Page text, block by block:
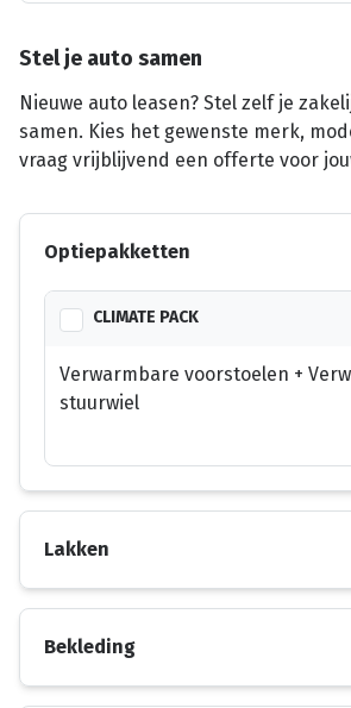
Stel je auto samen
Nieuwe auto leasen? Stel zelf je
samen. Kies het gewenste merk,
vraag vrijblijvend een offerte voor
Optiepakketten
CLIMATE PACK
Verwarmbare voorstoelen +
stuurwiel
Lakken
Bekleding